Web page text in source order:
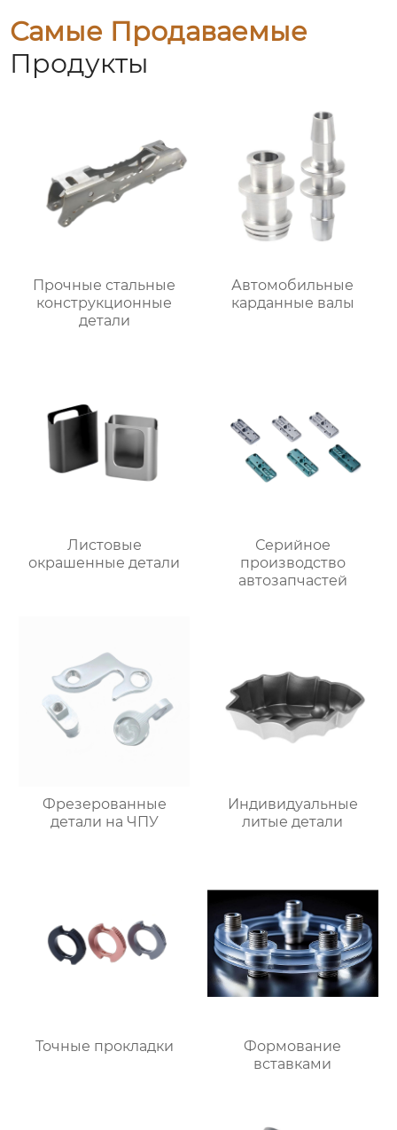
Самые Продаваемые
Продукты
Прочные стальные
конструкционные
детали
Автомобильные
карданные валы
Листовые
окрашенные детали
Серийное
производство
автозапчастей
Фрезерованные
детали на ЧПУ
Индивидуальные
литые детали
Точные прокладки
Формование
вставками